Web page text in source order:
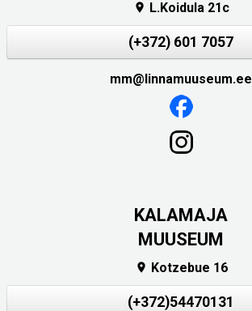
 L.Koidula 21c
(+372) 601 7057
mm@linnamuuseum.ee
KALAMAJA
MUUSEUM
 Kotzebue 16
(+372)54470131